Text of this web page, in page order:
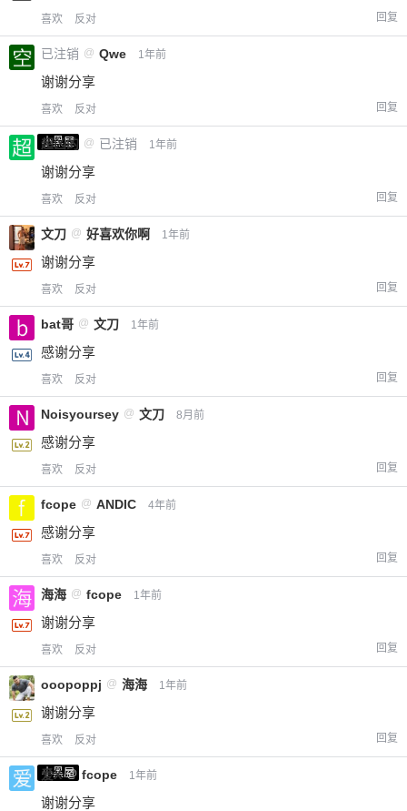
喜欢 反对 回复
已注销 @ Qwe 1年前
谢谢分享
喜欢 反对 回复
小黑屋
超凶的 @ 已注销 1年前
谢谢分享
喜欢 反对 回复
文刀 @ 好喜欢你啊 1年前
谢谢分享
喜欢 反对 回复
bat哥 @ 文刀 1年前
感谢分享
喜欢 反对 回复
Noisyoursey @ 文刀 8月前
感谢分享
喜欢 反对 回复
fcope @ ANDIC 4年前
感谢分享
喜欢 反对 回复
海海 @ fcope 1年前
谢谢分享
喜欢 反对 回复
ooopoppj @ 海海 1年前
谢谢分享
喜欢 反对 回复
小黑屋
爱X @ fcope 1年前
谢谢分享